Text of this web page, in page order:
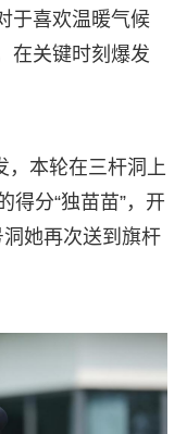
于喜欢温暖气候
在关键时刻爆发
，本轮在三杆洞上
分“独苗苗”，开
她再次送到旗杆